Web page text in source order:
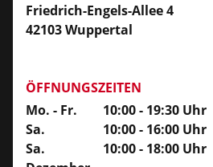
Friedrich-Engels-Allee 4
42103 Wuppertal
ÖFFNUNGSZEITEN
Mo. - Fr.
10:00 - 19:30 Uhr
Sa.
10:00 - 16:00 Uhr
Sa.
10:00 - 18:00 Uhr